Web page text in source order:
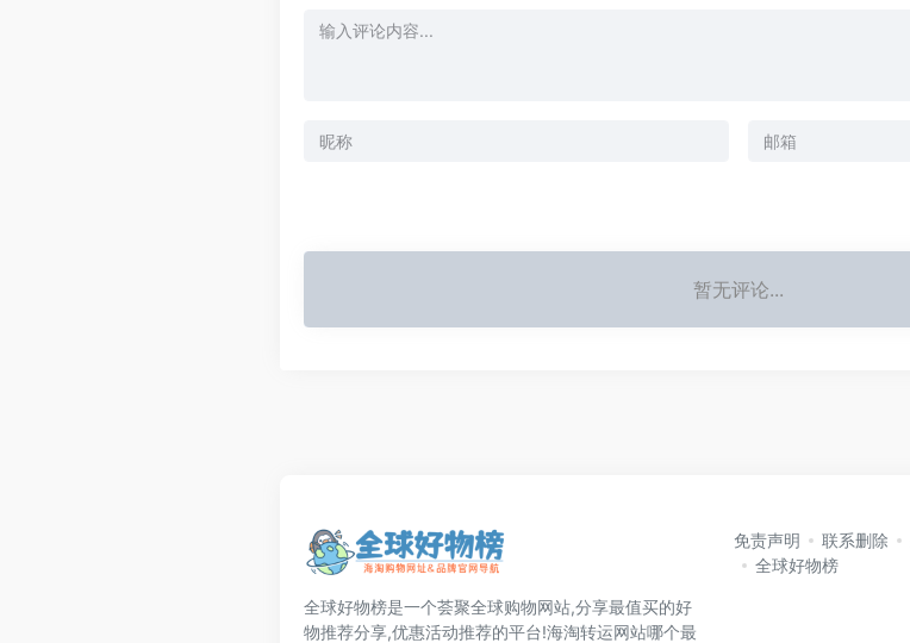
暂无评论...
全球好物榜是一个荟聚全球购物网站,分享最值买的好
物推荐分享,优惠活动推荐的平台!海淘转运网站哪个最
免责声明 联系删除
全球好物榜